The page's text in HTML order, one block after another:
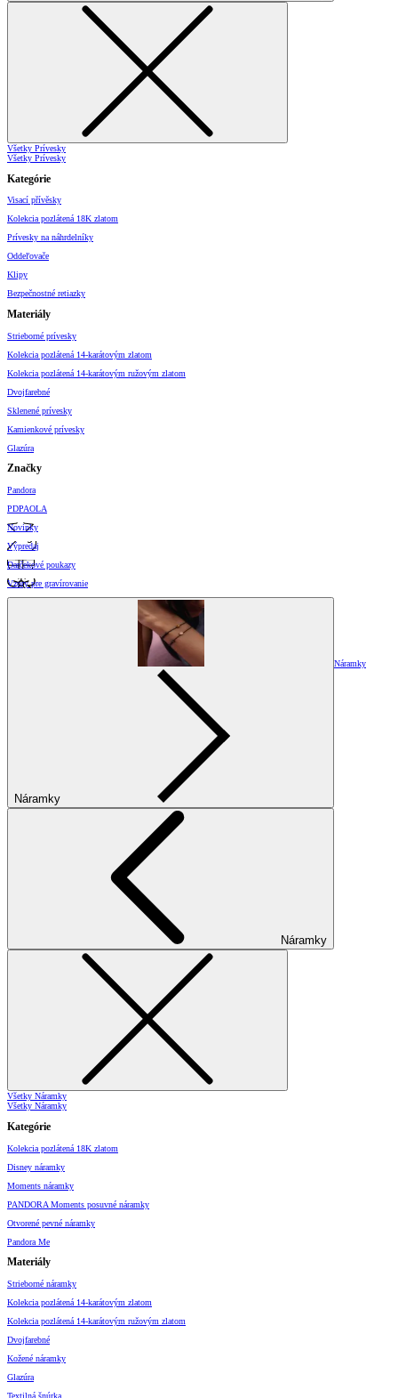
Všetky Prívesky
Všetky Prívesky
Kategórie
Visací přívěsky
Kolekcia pozlátená 18K zlatom
Prívesky na náhrdelníky
Oddeľovače
Klipy
Bezpečnostné retiazky
Materiály
Strieborné prívesky
Kolekcia pozlátená 14-karátovým zlatom
Kolekcia pozlátená 14-karátovým ružovým zlatom
Dvojfarebné
Sklenené prívesky
Kamienkové prívesky
Glazúra
Značky
Pandora
PDPAOLA
Novinky
Výpredaj
Darčekové poukazy
Vzory pre gravírovanie
Náramky
Náramky
Náramky
Všetky Náramky
Všetky Náramky
Kategórie
Kolekcia pozlátená 18K zlatom
Disney náramky
Moments náramky
PANDORA Moments posuvné náramky
Otvorené pevné náramky
Pandora Me
Materiály
Strieborné náramky
Kolekcia pozlátená 14-karátovým zlatom
Kolekcia pozlátená 14-karátovým ružovým zlatom
Dvojfarebné
Kožené náramky
Glazúra
Textilná šnúrka